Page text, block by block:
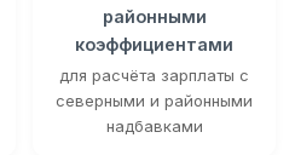
районными
коэффициентами
для расчёта зарплаты с
северными и районными
надбавками